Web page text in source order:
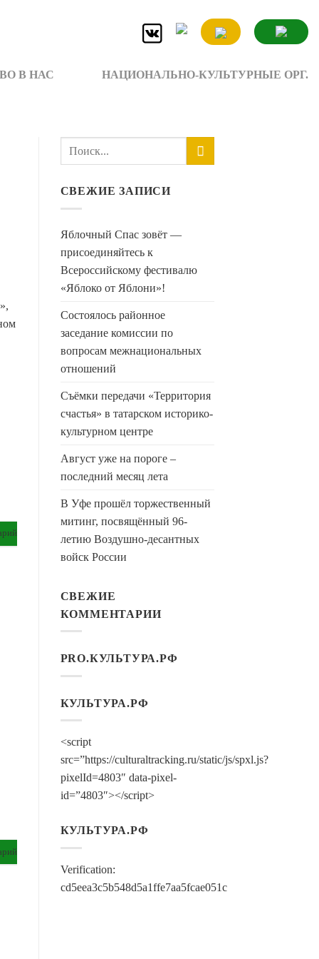
В НАС НАЦИОНАЛЬНО-КУЛЬТУРНЫЕ ОРГ.
СВЕЖИЕ ЗАПИСИ
Яблочный Спас зовёт —
присоединяйтесь к
Всероссийскому фестивалю
«Яблоко от Яблони»!
Состоялось районное
заседание комиссии по
вопросам межнациональных
отношений
Съёмки передачи «Территория
счастья» в татарском историко-
культурном центре
Август уже на пороге –
последний месяц лета
В Уфе прошёл торжественный
митинг, посвящённый 96-
летию Воздушно-десантных
войск России
СВЕЖИЕ
КОММЕНТАРИИ
PRO.КУЛЬТУРА.РФ
КУЛЬТУРА.РФ
<script
src=”https://culturaltracking.ru/static/js/spxl.js?
pixelId=4803″ data-pixel-
id=”4803″></script>
КУЛЬТУРА.РФ
Verification:
cd5eea3c5b548d5a1ffe7aa5fcae051c